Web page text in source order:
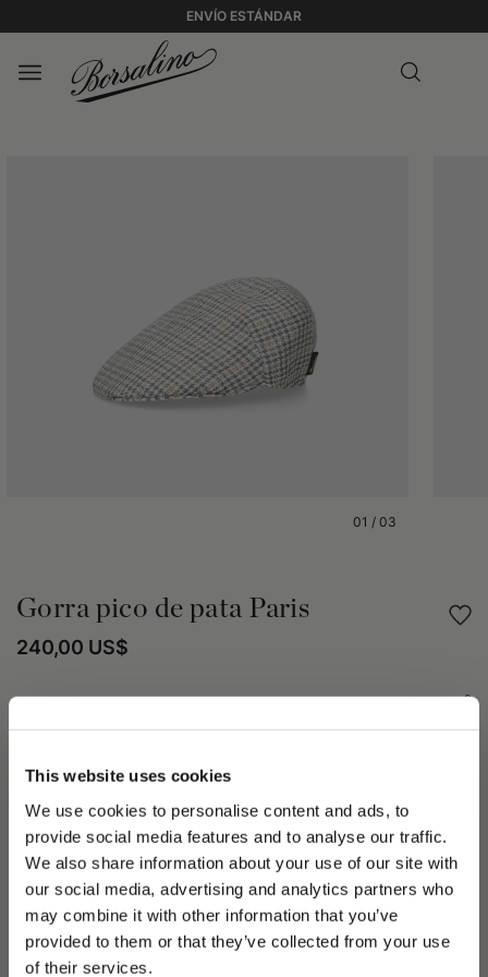
This website uses cookies
We use cookies to personalise content and ads, to
provide social media features and to analyse our traffic.
We also share information about your use of our site with
our social media, advertising and analytics partners who
may combine it with other information that you’ve
provided to them or that they’ve collected from your use
of their services.
ENVÍO ESTÁNDAR
PLEASE CHOOSE YOUR COUNTRY
We detected that you are browsing from United States, do
01 / 03
Gorra pico de pata Paris
240,00 US$
DETALLES DEL PRODUCTO
La boina Parigi es fácil de llevar en la temporada primavera-
verano 2023. Disponible en varios modelos y tejidos. Tiene una
visera cosida, un logotipo incorporado y forro Oxford. La
colección primavera-verano 2023 habla de la belleza
transformadora de la Madre Naturaleza, y los elementos Agua
y Aire son temas importantes para la colección. La colección
Street para todos los géneros es una miríada de vaqueros
deshilachados en múltiples tonos, logotipos en todas las